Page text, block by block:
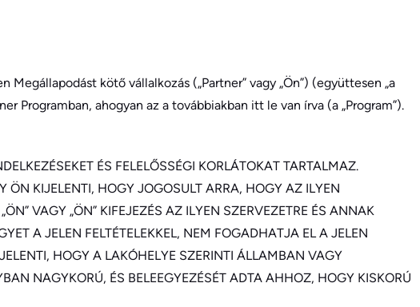
Megállapodást kötő vállalkozás („Partner” vagy „Ön”) (együttesen „a
Programban, ahogyan az a továbbiakban itt le van írva (a „Program”).
ÉS FELELŐSSÉGI KORLÁTOKAT TARTALMAZ.
KIJELENTI, HOGY JOGOSULT ARRA, HOGY AZ ILYEN
VAGY „ÖN” KIFEJEZÉS AZ ILYEN SZERVEZETRE ÉS ANNAK
A JELEN FELTÉTELEKKEL, NEM FOGADHATJA EL A JELEN
HOGY A LAKÓHELYE SZERINTI ÁLLAMBAN VAGY
NAGYKORÚ, ÉS BELEEGYEZÉSÉT ADTA AHHOZ, HOGY KISKORÚ